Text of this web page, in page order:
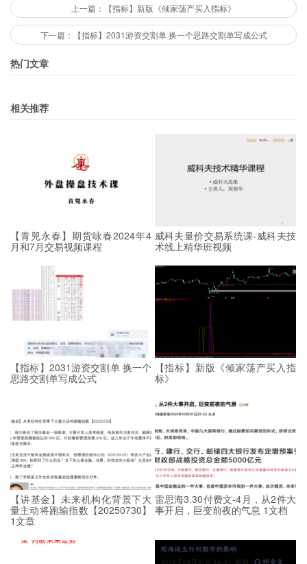
上一篇：【指标】新版《倾家荡产买入指标》
下一篇：【指标】2031游资交割单 换一个思路交割单写成公式
热门文章
相关推荐
【青兕永春】期货咏春2024年4
月和7月交易视频课程
威科夫量价交易系统课-威科夫技
术线上精华班视频
【指标】2031游资交割单 换一个
思路交割单写成公式
【指标】新版《倾家荡产买入指
标》
【讲基金】未来机构化背景下大
量主动将跑输指数【20250730】
1文章
雷思海3.30付费文-4月，从2件大
事开启，巨变前夜的气息 1文档